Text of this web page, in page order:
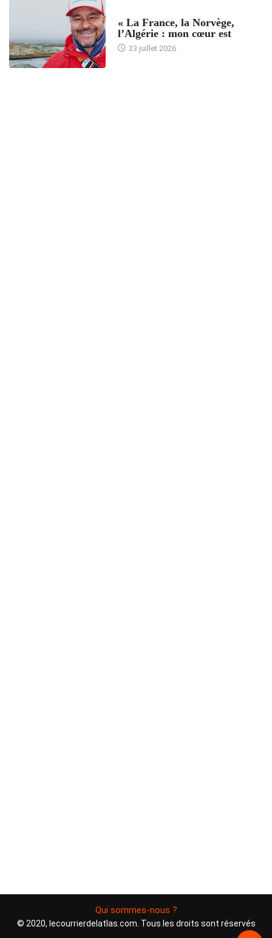
« La France, la Norvège,
l’Algérie : mon cœur est
23 juillet 2026
Qui sommes-nous ?
© 2020, lecourrierdelatlas.com. Tous les droits sont réservés